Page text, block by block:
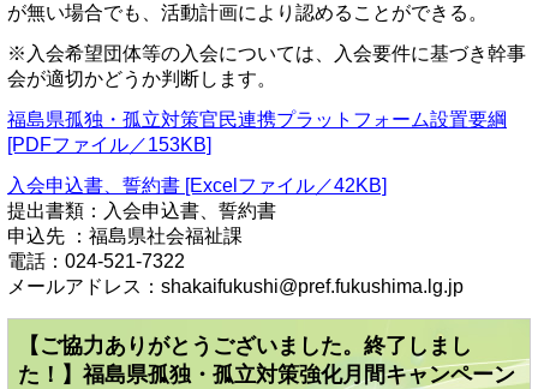
が無い場合でも、活動計画により認めることができる。
※入会希望団体等の入会については、入会要件に基づき幹事
会が適切かどうか判断します。
福島県孤独・孤立対策官民連携プラットフォーム設置要綱
[PDFファイル／153KB]
入会申込書、誓約書 [Excelファイル／42KB]
提出書類：入会申込書、誓約書
申込先 ：福島県社会福祉課
電話：024-521-7322
メールアドレス：shakaifukushi@pref.fukushima.lg.jp
【ご協力ありがとうございました。終了しまし
た！】福島県孤独・孤立対策強化月間キャンペーン